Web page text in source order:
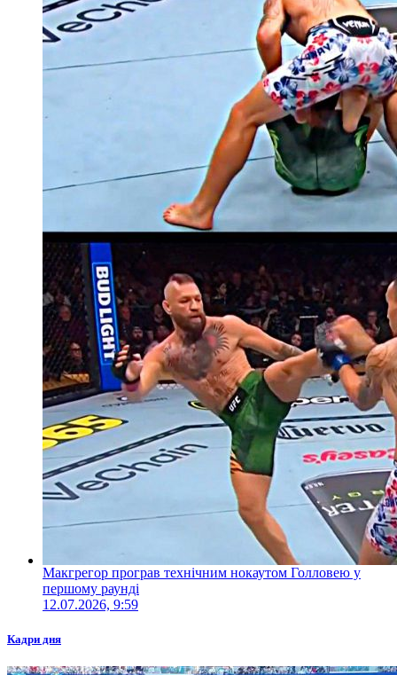
Макгрегор програв технічним нокаутом Голловею у
першому раунді
12.07.2026, 9:59
Кадри дня